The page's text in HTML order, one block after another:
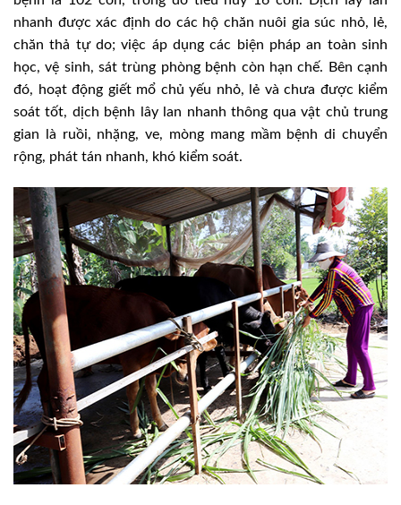
nhanh được xác định do các hộ chăn nuôi gia súc nhỏ, lẻ,
chăn thả tự do; việc áp dụng các biện pháp an toàn sinh
học, vệ sinh, sát trùng phòng bệnh còn hạn chế. Bên cạnh
đó, hoạt động giết mổ chủ yếu nhỏ, lẻ và chưa được kiểm
soát tốt, dịch bệnh lây lan nhanh thông qua vật chủ trung
gian là ruồi, nhặng, ve, mòng mang mầm bệnh di chuyển
rộng, phát tán nhanh, khó kiểm soát.